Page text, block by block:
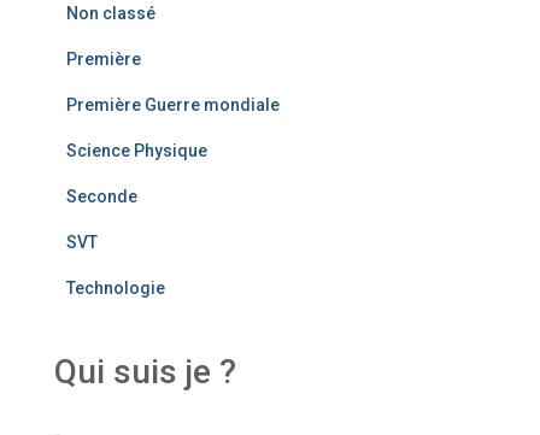
Non classé
Première
Première Guerre mondiale
Science Physique
Seconde
SVT
Technologie
Qui suis je ?